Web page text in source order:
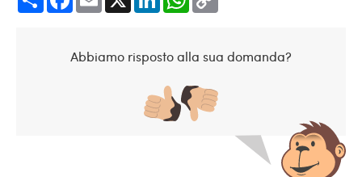
Abbiamo risposto alla sua domanda?